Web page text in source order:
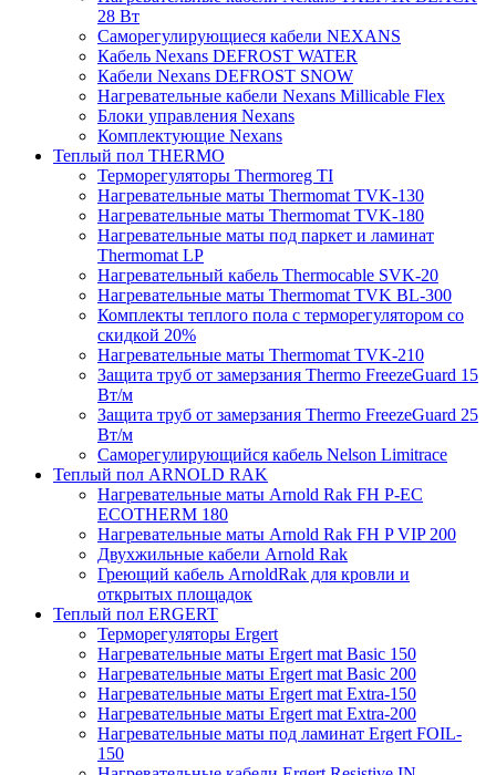
28 Вт
Саморегулирующиеся кабели NEXANS
Кабель Nexans DEFROST WATER
Кабели Nexans DEFROST SNOW
Нагревательные кабели Nexans Millicable Flex
Блоки управления Nexans
Комплектующие Nexans
Теплый пол THERMO
Терморегуляторы Thermoreg TI
Нагревательные маты Thermomat TVK-130
Нагревательные маты Thermomat TVK-180
Нагревательные маты под паркет и ламинат
Thermomat LP
Нагревательный кабель Thermocable SVK-20
Нагревательные маты Thermomat TVK BL-300
Комплекты теплого пола с терморегулятором со
скидкой 20%
Нагревательные маты Thermomat TVK-210
Защита труб от замерзания Thermo FreezeGuard 15
Вт/м
Защита труб от замерзания Thermo FreezeGuard 25
Вт/м
Саморегулирующийся кабель Nelson Limitrace
Теплый пол ARNOLD RAK
Нагревательные маты Arnold Rak FH P-EC
ECOTHERM 180
Нагревательные маты Arnold Rak FH P VIP 200
Двухжильные кабели Arnold Rak
Греющий кабель ArnoldRak для кровли и
открытых площадок
Теплый пол ERGERT
Терморегуляторы Ergert
Нагревательные маты Ergert mat Basic 150
Нагревательные маты Ergert mat Basic 200
Нагревательные маты Ergert mat Extra-150
Нагревательные маты Ergert mat Extra-200
Нагревательные маты под ламинат Ergert FOIL-
150